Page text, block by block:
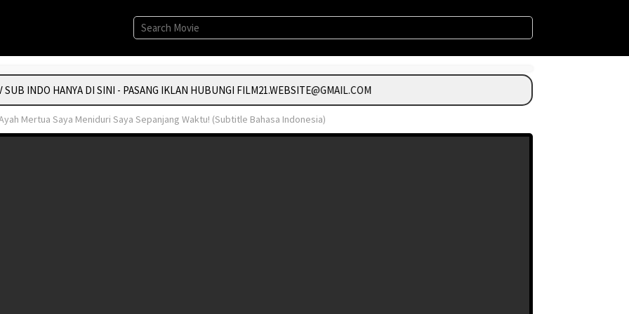
INDO HANYA DI SINI - PASANG IKLAN HUBUNGI FILM21.WEBSITE@GMAIL.COM
Mertua Saya Meniduri Saya Sepanjang Waktu! (Subtitle Bahasa Indonesia)